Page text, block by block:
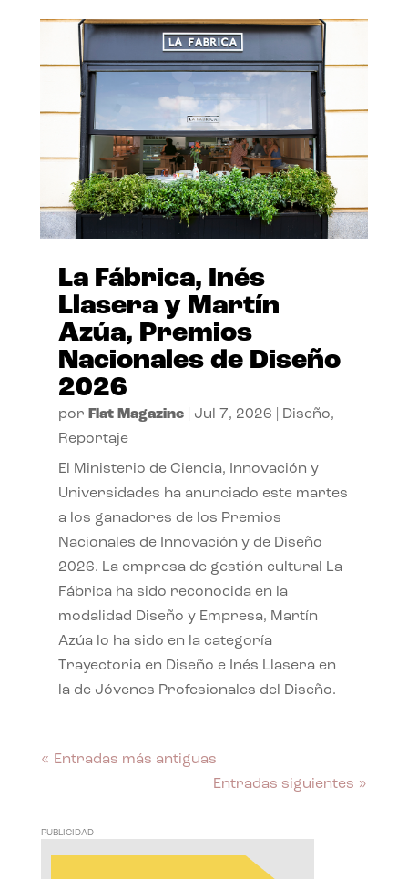
La Fábrica, Inés
Llasera y Martín
Azúa, Premios
Nacionales de Diseño
2026
por Flat Magazine| Jul 7, 2026 Diseño,
Reportaje
El Ministerio de Ciencia, Innovación y
Universidades ha anunciado este martes
a los ganadores de los Premios
Nacionales de Innovación y de Diseño
2026. La empresa de gestión cultural La
Fábrica ha sido reconocida en la
modalidad Diseño y Empresa, Martín
Azúa lo ha sido en la categoría
Trayectoria en Diseño e Inés Llasera en
la de Jóvenes Profesionales del Diseño.
« Entradas más antiguas
Entradas siguientes »
PUBLICIDAD